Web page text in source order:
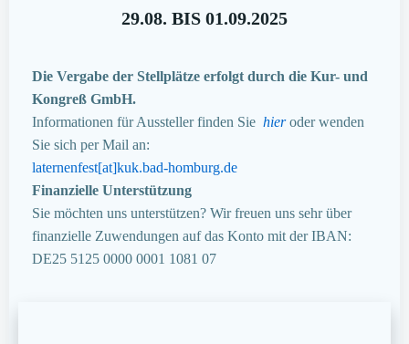
29.08. BIS 01.09.2025
Die Vergabe der Stellplätze erfolgt durch die Kur- und
Kongreß GmbH.
Informationen für Aussteller finden Sie hieroder wenden
Sie sich per Mail an:
laternenfest[at]kuk.bad-homburg.de
Finanzielle Unterstützung
Sie möchten uns unterstützen? Wir freuen uns sehr über
finanzielle Zuwendungen auf das Konto mit der IBAN:
DE25 5125 0000 0001 1081 07